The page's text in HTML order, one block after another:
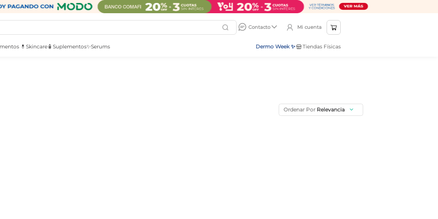
Contacto
Mi cuenta
💊 Skincare🧴 Suplementos✨Serums Dermo Week ✨ Tiendas Físicas
Ordenar Por Relevancia